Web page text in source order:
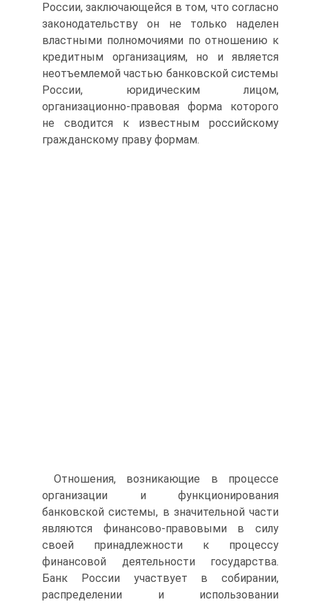
России, заключающейся в том, что согласно
законодательству он не только наделен
властными полномочиями по отношению к
кредитным организациям, но и является
неотъемлемой частью банковской системы
России, юридическим лицом,
организационно-правовая форма которого
не сводится к известным российскому
гражданскому праву формам.
Отношения, возникающие в процессе
организации и функционирования
банковской системы, в значительной части
являются финансово-правовыми в силу
своей принадлежности к процессу
финансовой деятельности государства.
Банк России участвует в собирании,
распределении и использовании